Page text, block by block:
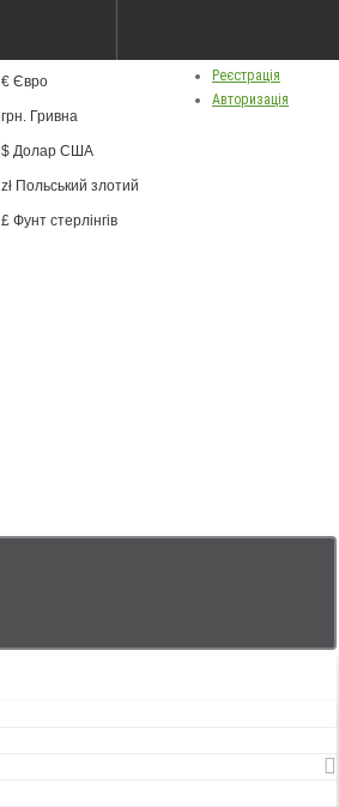
Реєстрація
Авторизація
€ Євро
грн. Гривна
$ Долар США
zł Польський злотий
£ Фунт стерлінгів